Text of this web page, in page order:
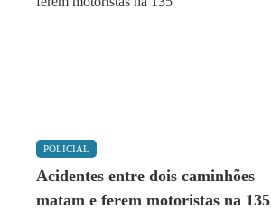
POLICIAL
Acidentes entre dois caminhões
matam e ferem motoristas na 135